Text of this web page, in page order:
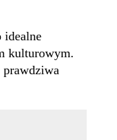
idealne
kulturowym.